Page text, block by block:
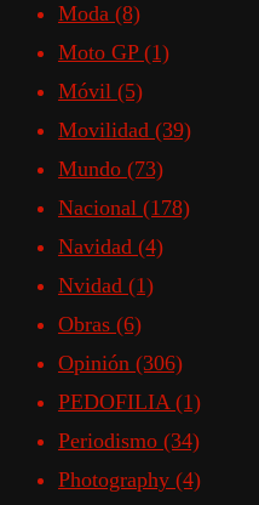
Moda (8)
Moto GP (1)
Móvil (5)
Movilidad (39)
Mundo (73)
Nacional (178)
Navidad (4)
Nvidad (1)
Obras (6)
Opinión (306)
PEDOFILIA (1)
Periodismo (34)
Photography (4)